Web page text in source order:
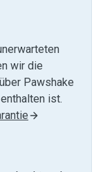
wir die
Pawshake
ist.